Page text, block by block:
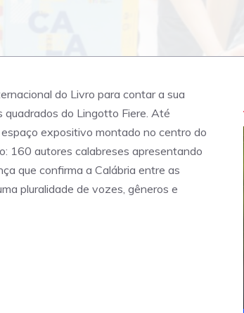
do Livro para contar a sua
quadrados do Lingotto Fiere. Até
expositivo montado no centro do
160 autores calabreses apresentando
que confirma a Calábria entre as
pluralidade de vozes, gêneros e